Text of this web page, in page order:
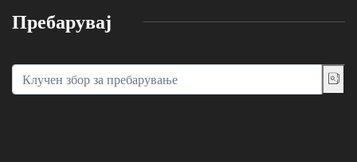
Пребарувај